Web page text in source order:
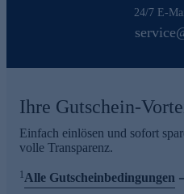
24/7 E-
Ihre Gutschein-
Einfach einlösen und sofort
volle Transparenz.
1Alle Gutscheinbedingungen